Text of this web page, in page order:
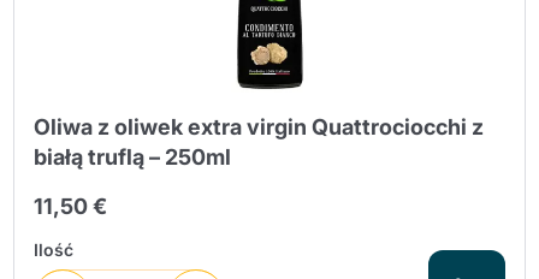
Oliwa z oliwek extra virgin Quattrociocchi z
białą truflą – 250ml
11,50 €
Ilość